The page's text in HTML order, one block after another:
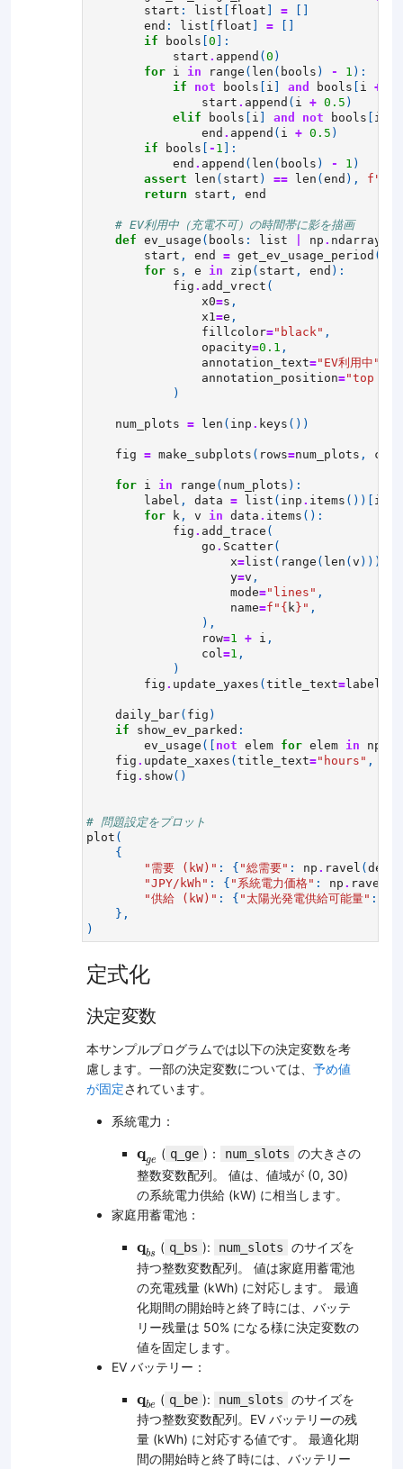
start : list [ float ] =
[]
end : list [ float ] =
[]
if
bools [0 ]:
start . append (0 )
for i in range ( len ( bools ) - 1 ):
if
not bools [ i ] and bools [ i +
start . append ( i + 0.5 )
elif
bools [ i ] and not bools [ i
end . append ( i + 0.5 )
if
bools [ - 1 ]:
end . append ( len ( bools ) - 1 )
assert
len ( start ) == len (end ), f
return
start , end
# EV利用中（充電不可）の時間帯に影を描画
def ev_usage ( bools : list np . ndarray
start , end = get_ev_usage_period (
for s , e in zip ( start , end ):
fig . add_vrect (
x0=s ,
x1 =e ,
fillcolor="black" ,
opacity=0.1 ,
annotation_text="EV利用中"
annotation_position="top
)
num_plots = len ( inp . keys ())
fig = make_subplots ( rows=num_plots , cols
for i in range ( num_plots ):
label , data = list ( inp . items ())[ i
for
k , v in data . items ():
fig . add_trace (
go . Scatter(
x=list ( range ( len (v ))),
y=v ,
mode="lines" ,
name=f " { k} " ,
),
row=1 + i ,
col =1 ,
)
fig . update_yaxes (title_text=label
daily_bar( fig )
if
show_ev_parked :
ev_usage ([ not elem for elem in np
fig . update_xaxes (title_text="hours" ,
fig . show()
# 問題設定をプロット
plot (
{
"需要 (kW)" : { "総需要" : np . ravel (
"JPY/kWh" : { "系統電力価格" : np . ravel
"供給 (kW)" : { "太陽光発電供給可能量" :
},
)
定式化
決定変数
本サンプルプログラムでは以下の決定変数を考
慮します。一部の決定変数については、 予め値
が固定されています。
系統電力：
qge
q e( q_ge )： num_slots
の大きさの
整数変数配列。 値は、値域が (0, 30)
の系統電力供給 (kW) に相当します。
家庭用蓄電池：
qbs
qb s( q_bs ): num_slots
のサイズを
持つ整数変数配列。 値は家庭用蓄電池
の充電残量 (kWh) に対応します。 最適
化期間の開始時と終了時には、バッテ
リー残量は 50% になる様に決定変数の
値を固定します。
EV バッテリー：
qbe
qb e
( q_be ): num_slots
のサイズを
持つ整数変数配列。EV バッテリーの残
量 (kWh) に対応する値です。 最適化期
間の開始時と終了時には、バッテリー